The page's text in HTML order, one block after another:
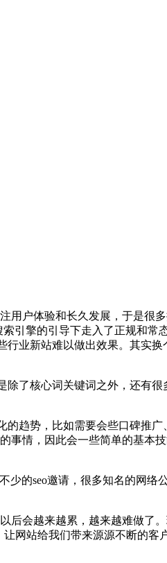
用户体验和长久发展，于是很
引擎的引导下走入了正规和
业新站难以做出效果。其实
了核心词关键词之外，还有
趋势，比如需要会些口碑推
情，因此会一些简单的基本
的seo邀请，很多知名的网络
会越来越累，越来越难做了
网站给我们带来源源不断的客